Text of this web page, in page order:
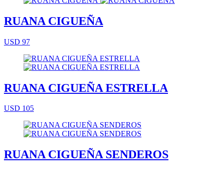
RUANA CIGUEÑA
USD 97
RUANA CIGUEÑA ESTRELLA
USD 105
RUANA CIGUEÑA SENDEROS